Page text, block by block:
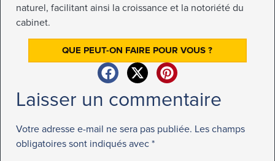
naturel, facilitant ainsi la croissance et la notoriété du
cabinet.
QUE PEUT-ON FAIRE POUR VOUS ?
Laisser un commentaire
Votre adresse e-mail ne sera pas publiée. Les champs
obligatoires sont indiqués avec *